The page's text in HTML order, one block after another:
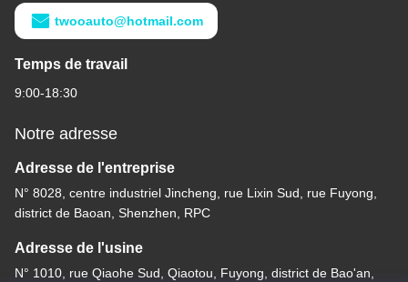
twooauto@hotmail.com
Temps de travail
9:00-18:30
Notre adresse
Adresse de l'entreprise
N° 8028, centre industriel Jincheng, rue Lixin Sud, rue Fuyong,
district de Baoan, Shenzhen, RPC
Adresse de l'usine
N° 1010, rue Qiaohe Sud, Qiaotou, Fuyong, district de Bao'an,